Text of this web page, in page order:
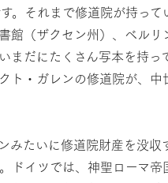
それまで修道院が持って
館（ザクセン州）、ベルリ
まだにたくさん写本を持っ
ト・ガレンの修道院が、中
みたいに修道院財産を没収
ドイツでは、神聖ローマ